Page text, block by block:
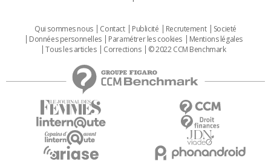
Qui sommes nous Contact Publicité Recrutement
Societé
Données personnelles
Paramétrer les cookies
Mentions légales
Tous les articles
Corrections © 2022 CCM Benchmark